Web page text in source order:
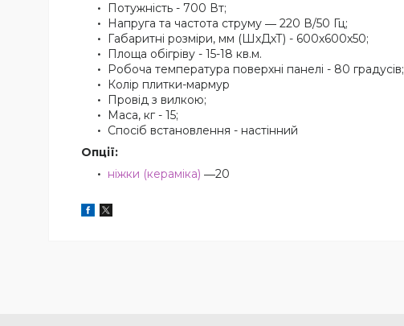
Потужність - 700 Вт;
Напруга та частота струму ― 220 В/50 Гц;
Габаритні розміри, мм (ШхДхТ) - 600х600х50;
Площа обігріву - 15-18 кв.м.
Робоча температура поверхні панелі - 80 градусів;
Колір плитки-мармур
Провід з вилкою;
Маса, кг - 15;
Спосіб встановлення - настінний
Опції:
ніжки (кераміка) ―20